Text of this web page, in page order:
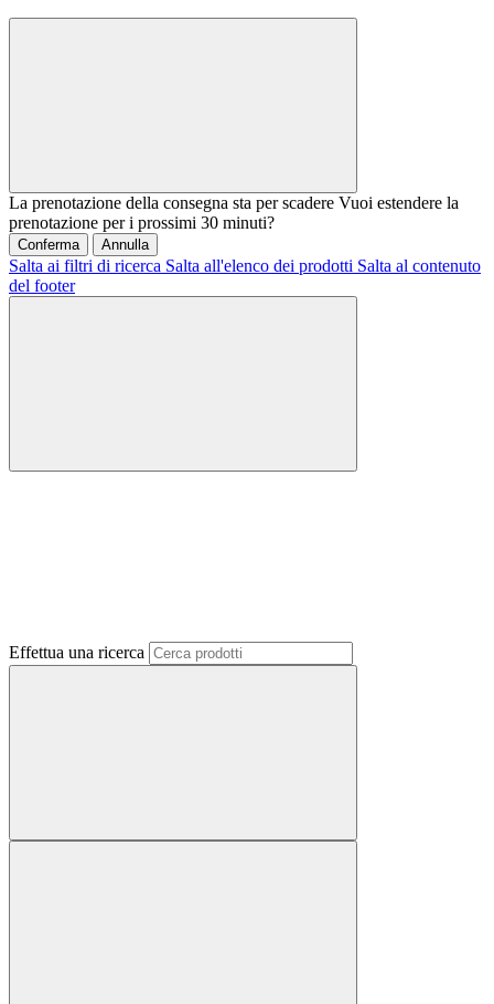
La prenotazione della consegna sta per scadere Vuoi estendere la
prenotazione per i prossimi 30 minuti?
Conferma Annulla
Salta ai filtri di ricerca Salta all'elenco dei prodotti Salta al contenuto
del footer
Effettua una ricerca